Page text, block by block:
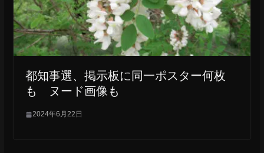
都知事選、掲示板に同一ポスター何枚
も ヌード画像も
2024年6月22日